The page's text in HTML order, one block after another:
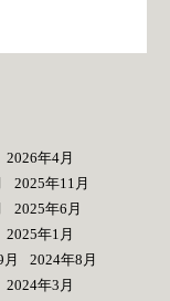
2026年4月
2025年11月
2025年6月
2025年1月
2024年8月
2024年3月